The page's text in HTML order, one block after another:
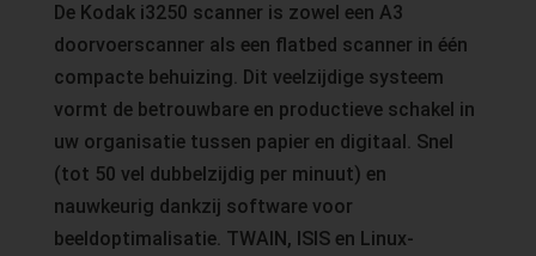
De Kodak i3250 scanner is zowel een A3
doorvoerscanner als een flatbed scanner in één
compacte behuizing. Dit veelzijdige systeem
vormt de betrouwbare en productieve schakel in
uw organisatie tussen papier en digitaal. Snel
(tot 50 vel dubbelzijdig per minuut) en
nauwkeurig dankzij software voor
beeldoptimalisatie. TWAIN, ISIS en Linux-